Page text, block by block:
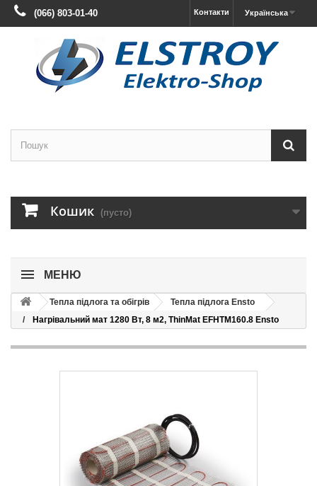
Українська
Контакти
(066) 803-01-40
Кошик (пусто)
МЕНЮ
Тепла підлога та обігрів
Тепла підлога Ensto
Нагрівальний мат 1280 Вт, 8 м2, ThinMat EFHTM160.8 Ensto